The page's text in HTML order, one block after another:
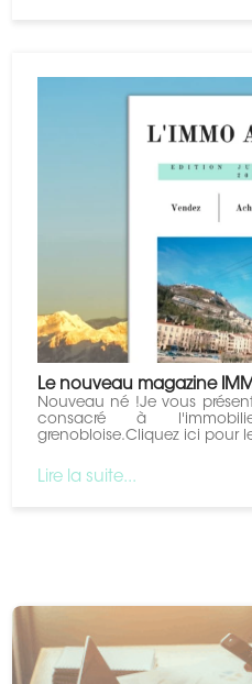
Le nouveau magazine
Nouveau né !Je vous
consacré à
grenobloise.Cliquez ​ici pour
Lire la suite...